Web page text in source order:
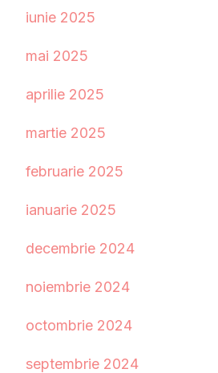
iunie 2025
mai 2025
aprilie 2025
martie 2025
februarie 2025
ianuarie 2025
decembrie 2024
noiembrie 2024
octombrie 2024
septembrie 2024